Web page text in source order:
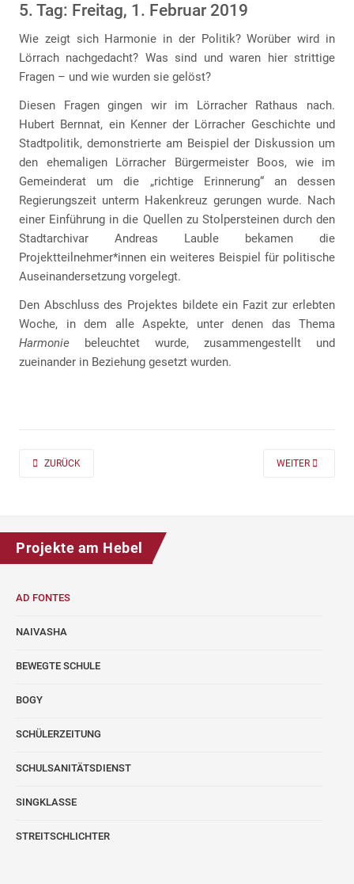
5. Tag: Freitag, 1. Februar 2019
Wie zeigt sich Harmonie in der Politik? Worüber wird in
Lörrach nachgedacht? Was sind und waren hier strittige
Fragen – und wie wurden sie gelöst?
Diesen Fragen gingen wir im Lörracher Rathaus nach.
Hubert Bernnat, ein Kenner der Lörracher Geschichte und
Stadtpolitik, demonstrierte am Beispiel der Diskussion um
den ehemaligen Lörracher Bürgermeister Boos, wie im
Gemeinderat um die „richtige Erinnerung“ an dessen
Regierungszeit unterm Hakenkreuz gerungen wurde. Nach
einer Einführung in die Quellen zu Stolpersteinen durch den
Stadtarchivar Andreas Lauble bekamen die
Projektteilnehmer*innen ein weiteres Beispiel für politische
Auseinandersetzung vorgelegt.
Den Abschluss des Projektes bildete ein Fazit zur erlebten
Woche, in dem alle Aspekte, unter denen das Thema
Harmonie beleuchtet wurde, zusammengestellt und
zueinander in Beziehung gesetzt wurden.
PREVIOUS ARTICLE: AD FONTES 2019/20 „MASS“ FÜR DIE KLASSEN 7
ZURÜCK NEXT ARTICLE:
WEITER
Projekte am Hebel
AD FONTES
NAIVASHA
BEWEGTE SCHULE
BOGY
SCHÜLERZEITUNG
SCHULSANITÄTSDIENST
SINGKLASSE
STREITSCHLICHTER